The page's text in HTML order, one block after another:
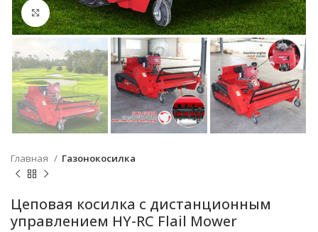
Нажмите, чтобы увеличить
Главная Газонокосилка
Цеповая косилка с дистанционным
управлением HY-RC Flail Mower